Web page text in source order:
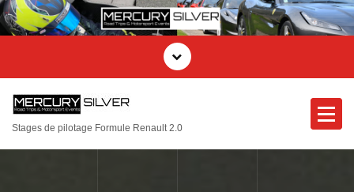
Stages de pilotage Formule Renault 2.0